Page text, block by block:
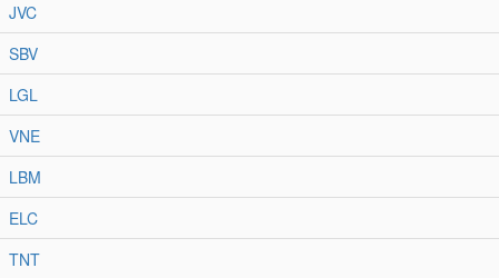
JVC
SBV
LGL
VNE
LBM
ELC
TNT